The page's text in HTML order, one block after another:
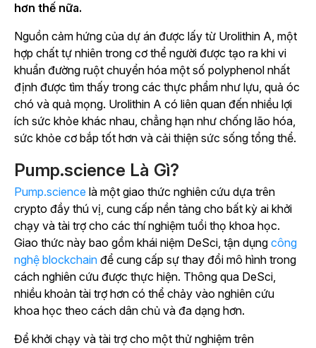
hơn thế nữa.
Nguồn cảm hứng của dự án được lấy từ Urolithin A, một
hợp chất tự nhiên trong cơ thể người được tạo ra khi vi
khuẩn đường ruột chuyển hóa một số polyphenol nhất
định được tìm thấy trong các thực phẩm như lựu, quả óc
chó và quả mọng. Urolithin A có liên quan đến nhiều lợi
ích sức khỏe khác nhau, chẳng hạn như chống lão hóa,
sức khỏe cơ bắp tốt hơn và cải thiện sức sống tổng thể.
Pump.science Là Gì?
Pump.science là một giao thức nghiên cứu dựa trên
crypto đầy thú vị, cung cấp nền tảng cho bất kỳ ai khởi
chạy và tài trợ cho các thí nghiệm tuổi thọ khoa học.
Giao thức này bao gồm khái niệm DeSci, tận dụng công
nghệ blockchain để cung cấp sự thay đổi mô hình trong
cách nghiên cứu được thực hiện. Thông qua DeSci,
nhiều khoản tài trợ hơn có thể chảy vào nghiên cứu
khoa học theo cách dân chủ và đa dạng hơn.
Để khởi chạy và tài trợ cho một thử nghiệm trên